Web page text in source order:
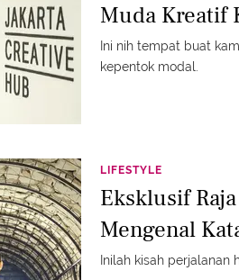
Muda Kreatif
Ini nih tempat buat
kepentok modal.
LIFESTYLE
Eksklusif
Mengenal
Inilah kisah perjalanan